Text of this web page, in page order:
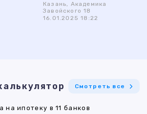
Казань, Академика
Завойского 18
16.01.2025 18:22
Смотреть все
на ипотеку в 11 банков